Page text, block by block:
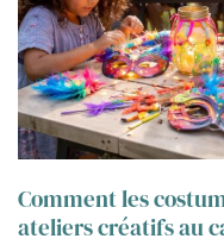
Comment les
ateliers créatifs au